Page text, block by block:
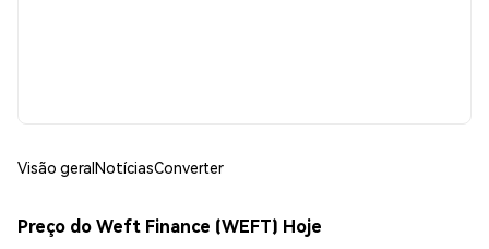
Visão geralNotíciasConverter
Preço do Weft Finance (WEFT) Hoje